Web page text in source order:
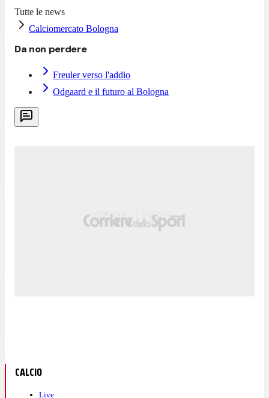
Tutte le news
Calciomercato Bologna
Da non perdere
Freuler verso l'addio
Odgaard e il futuro al Bologna
CALCIO
Live